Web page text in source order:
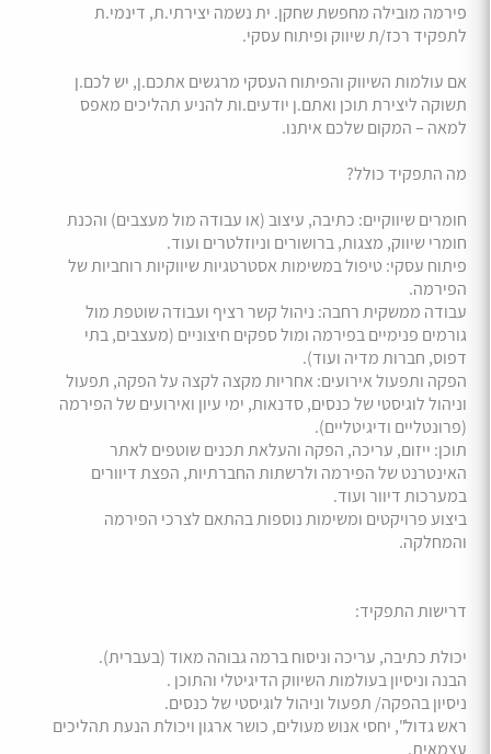
פירמה מובילה מחפשת שחקן. ית נשמה יצירתי.ת, דינמי.ת
לתפקיד רכז/ת שיווק ופיתוח עסקי.
אם עולמות השיווק והפיתוח העסקי מרגשים אתכם.ן, יש לכם.ן
תשוקה ליצירת תוכן ואתם.ן יודעים.ות להניע תהליכים מאפס
למאה – המקום שלכם איתנו.
מה התפקיד כולל?
חומרים שיווקיים: כתיבה, עיצוב (או עבודה מול מעצבים) והכנת
חומרי שיווק, מצגות, ברושורים וניוזלטרים ועוד.
פיתוח עסקי: טיפול במשימות אסטרטגיות שיווקיות רוחביות של
הפירמה.
עבודה ממשקית רחבה: ניהול קשר רציף ועבודה שוטפת מול
גורמים פנימיים בפירמה ומול ספקים חיצוניים (מעצבים, בתי
דפוס, חברות מדיה ועוד).
הפקה ותפעול אירועים: אחריות מקצה לקצה על הפקה, תפעול
וניהול לוגיסטי של כנסים, סדנאות, ימי עיון ואירועים של הפירמה
(פרונטליים ודיגיטליים).
תוכן: ייזום, עריכה, הפקה והעלאת תכנים שוטפים לאתר
האינטרנט של הפירמה ולרשתות החברתיות, הפצת דיוורים
במערכות דיוור ועוד.
ביצוע פרויקטים ומשימות נוספות בהתאם לצרכי הפירמה
והמחלקה.
דרישות התפקיד:
יכולת כתיבה, עריכה וניסוח ברמה גבוהה מאוד (בעברית).
הבנה וניסיון בעולמות השיווק הדיגיטלי והתוכן .
ניסיון בהפקה/ תפעול וניהול לוגיסטי של כנסים.
ראש גדול", יחסי אנוש מעולים, כושר ארגון ויכולת הנעת תהליכים
עצמאית.